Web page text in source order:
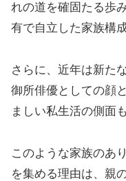
れの道を確固たる歩
有で自立した家族構
さらに、近年は新た
御所俳優としての顔
ましい私生活の側面
このような家族のあ
を集める理由は、親